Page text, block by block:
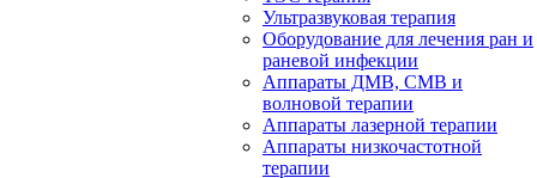
Ультразвуковая терапия
Оборудование для лечения ран и
раневой инфекции
Аппараты ДМВ, СМВ и
волновой терапии
Аппараты лазерной терапии
Аппараты низкочастотной
терапии